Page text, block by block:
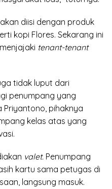
diisi dengan produk
kopi Flores. Sekarang ini
tenant-tenant
tidak luput dari
penumpang yang
Priyantono, pihaknya
kelas atas yang
valet. Penumpang
kartu sama petugas di
langsung masuk.